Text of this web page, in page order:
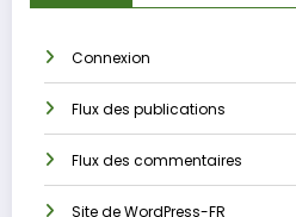
Connexion
Flux des publications
Flux des commentaires
Site de WordPress-FR